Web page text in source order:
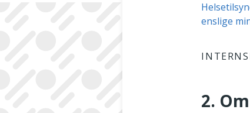
Du er her:
enslige
2.